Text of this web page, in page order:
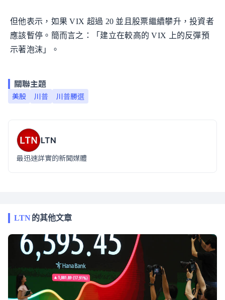
但他表示，如果 VIX 超過 20 並且股票繼續攀升，投資者
應該暫停。簡而言之：「建立在較高的 VIX 上的反彈預
示著泡沫」。
關聯主題
美股 川普 川普勝選
LTN
最迅速詳實的新聞媒體
LTN的其他文章